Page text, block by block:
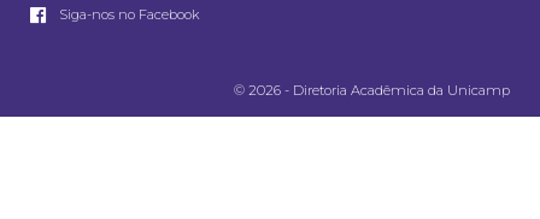
Siga-nos no Facebook
© 2026 - Diretoria Acadêmica da Unicamp